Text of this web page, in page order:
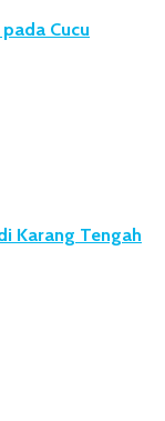
Cucu
Karang Tengah